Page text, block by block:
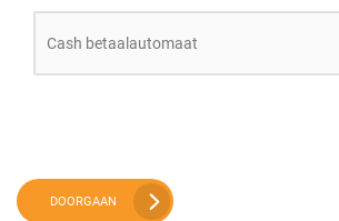
Cash betaalautomaat
DOORGAAN